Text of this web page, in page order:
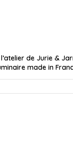
l’atelier de Jurie &
made in